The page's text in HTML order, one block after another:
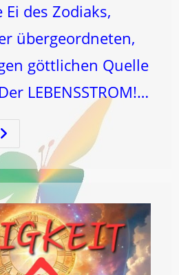
des Zodiaks,
übergeordneten,
göttlichen Quelle
LEBENSSTROM!…
LEBENSSTROM